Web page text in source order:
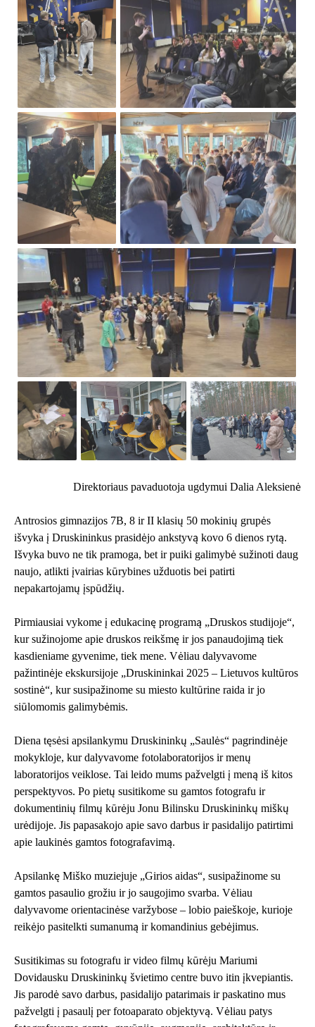
Direktoriaus pavaduotoja ugdymui Dalia Aleksienė
Antrosios gimnazijos 7B, 8 ir II klasių 50 mokinių grupės
išvyka į Druskininkus prasidėjo ankstyvą kovo 6 dienos rytą.
Išvyka buvo ne tik pramoga, bet ir puiki galimybė sužinoti daug
naujo, atlikti įvairias kūrybines užduotis bei patirti
nepakartojamų įspūdžių.
Pirmiausiai vykome į edukacinę programą „Druskos studijoje“,
kur sužinojome apie druskos reikšmę ir jos panaudojimą tiek
kasdieniame gyvenime, tiek mene. Vėliau dalyvavome
pažintinėje ekskursijoje „Druskininkai 2025 – Lietuvos kultūros
sostinė“, kur susipažinome su miesto kultūrine raida ir jo
siūlomomis galimybėmis.
Diena tęsėsi apsilankymu Druskininkų „Saulės“ pagrindinėje
mokykloje, kur dalyvavome fotolaboratorijos ir menų
laboratorijos veiklose. Tai leido mums pažvelgti į meną iš kitos
perspektyvos. Po pietų susitikome su gamtos fotografu ir
dokumentinių filmų kūrėju Jonu Bilinsku Druskininkų miškų
urėdijoje. Jis papasakojo apie savo darbus ir pasidalijo patirtimi
apie laukinės gamtos fotografavimą.
Apsilankę Miško muziejuje „Girios aidas“, susipažinome su
gamtos pasaulio grožiu ir jo saugojimo svarba. Vėliau
dalyvavome orientacinėse varžybose – lobio paieškoje, kurioje
reikėjo pasitelkti sumanumą ir komandinius gebėjimus.
Susitikimas su fotografu ir video filmų kūrėju Mariumi
Dovidausku Druskininkų švietimo centre buvo itin įkvepiantis.
Jis parodė savo darbus, pasidalijo patarimais ir paskatino mus
pažvelgti į pasaulį per fotoaparato objektyvą. Vėliau patys